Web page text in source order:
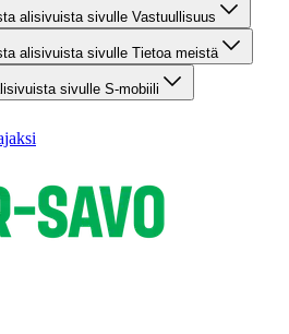
alisivuista sivulle Vastuullisuus
alisivuista sivulle Tietoa meistä
sivulle S-mobiili